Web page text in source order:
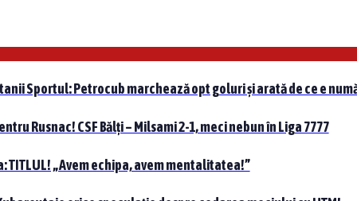
Sportul: Petrocub marchează opt goluri și arată de ce e
Rusnac! CSF Bălți – Milsami 2-1, meci nebun în Liga 7777
TITLUL! „Avem echipa, avem mentalitatea!”